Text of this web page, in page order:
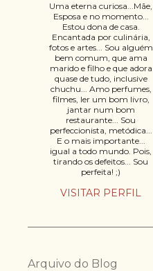
Uma eterna curiosa...Mãe,
Esposa e no momento...
Estou dona de casa.
Encantada por culinária,
fotos e artes... Sou alguém
bem comum, que ama
marido e filho e que adora
quase de tudo, inclusive
chuchu... Amo perfumes,
filmes, ler um bom livro,
jantar num bom
restaurante... Sou
perfeccionista, metódica...
E o mais importante...
igual a todo mundo. Pois,
tirando os defeitos... Sou
perfeita! ;)
VISITAR PERFIL
Arquivo do Blog